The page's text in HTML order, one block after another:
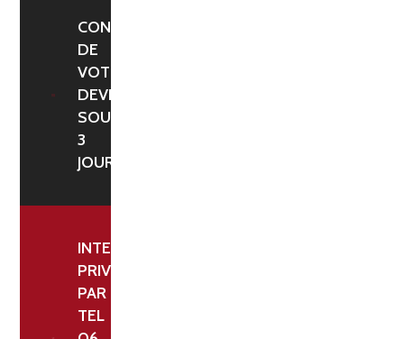
VERSION
GALVANISÉ
CHAUD.
CONFIRMATION
DE
VOTRE
DEVIS
SOUS
3
JOURS
INTERLOCUTEUR
PRIVILÉGIÉ
PAR
TEL